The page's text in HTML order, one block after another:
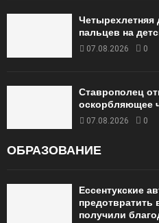
Четырехлетняя
пальцев на
07.08.2026 0
Ставрополец
оскорбляющее
07.08.2026 0
ОБРАЗОВАНИЕ
Ессентукские
предотвратить
получили